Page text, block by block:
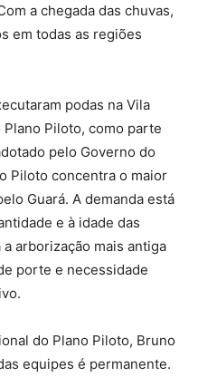
a chegada das chuvas,
em todas as regiões
podas na Vila
Piloto, como parte
pelo Governo do
Piloto concentra o maior
Guará. A demanda está
e à idade das
arborização mais antiga
porte e necessidade
do Plano Piloto, Bruno
equipes é permanente.